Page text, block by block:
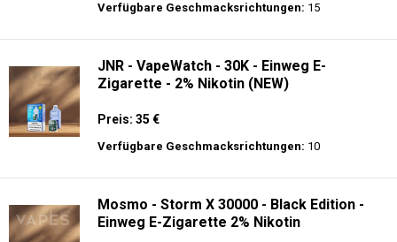
Verfügbare Geschmacksrichtungen: 15
JNR - VapeWatch - 30K - Einweg E-
Zigarette - 2% Nikotin (NEW)
Preis: 35 €
Verfügbare Geschmacksrichtungen: 10
Mosmo - Storm X 30000 - Black Edition -
Einweg E-Zigarette 2% Nikotin